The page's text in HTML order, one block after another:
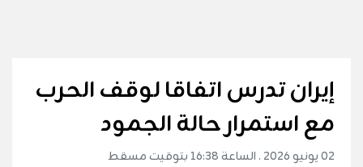
إيران تدرس اتفاقا لوقف الحرب
مع استمرار حالة الجمود
02 يونيو 2026 . الساعة 16:38 بتوقيت مسقط